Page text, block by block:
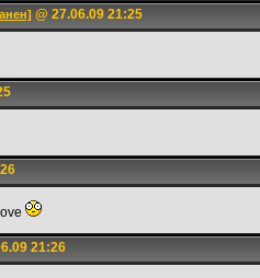
@ 27.06.09 21:25
21:26